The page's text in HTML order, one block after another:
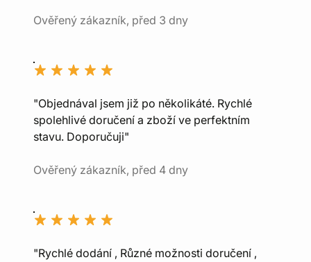
Ověřený zákazník, před 3 dny
"Objednával jsem již po několikáté. Rychlé
spolehlivé doručení a zboží ve perfektním
stavu. Doporučuji"
Ověřený zákazník, před 4 dny
"Rychlé dodání , Různé možnosti doručení ,